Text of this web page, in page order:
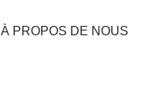
À PROPOS DE NOUS